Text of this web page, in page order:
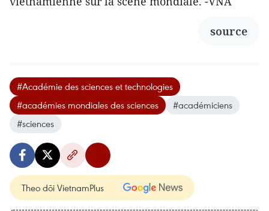
source
#Académie des sciences et technologies
#académies mondiales des sciences
#académiciens
#sciences
Theo dõi VietnamPlus